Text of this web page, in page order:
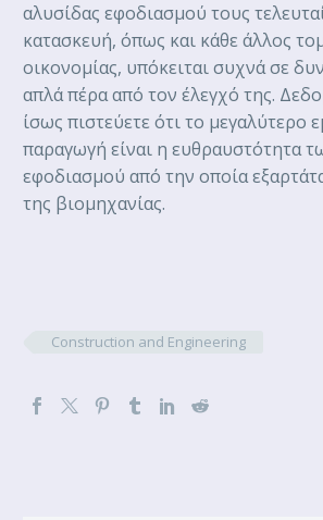
αλυσίδας εφοδιασμού τους
κατασκευή, όπως και κάθε άλλος
οικονομίας, υπόκειται συχνά σε
απλά πέρα ​​από τον έλεγχό της.
ίσως πιστεύετε ότι το μεγαλύτερο
παραγωγή είναι η ευθραυστότητα
εφοδιασμού από την οποία
της βιομηχανίας.
Construction and Engineering